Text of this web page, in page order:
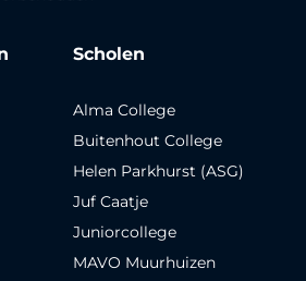
Scholen
Alma College
Buitenhout College
Helen Parkhurst (ASG)
Juf Caatje
Juniorcollege
MAVO Muurhuizen